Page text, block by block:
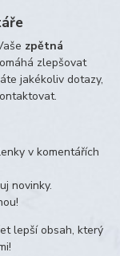
zpětná
zlepšovat
jakékoliv dotazy,
v komentářích
novinky.
lepší obsah, který